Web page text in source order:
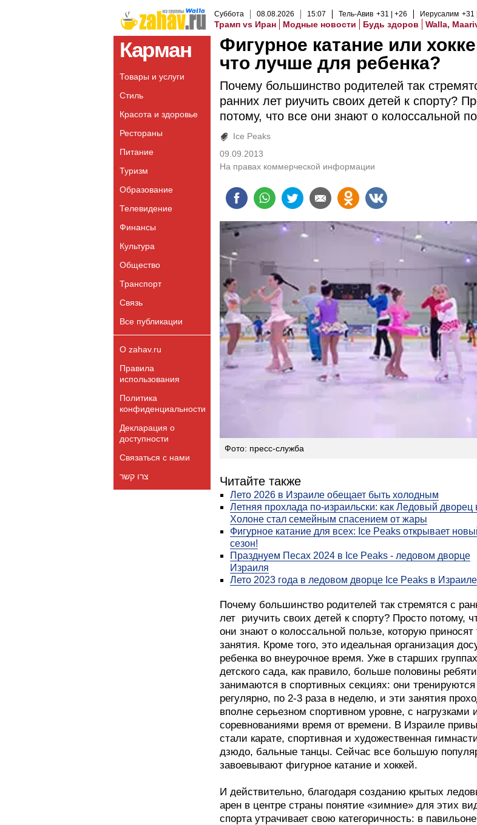
Суббота 08.08.2026 15:07 Тель-Авив +31 +26 Иерусалим +31
Трамп vs Иран Модные новости Будь здоров Walla,
Карман
Товары и услуги
Стиль
Красота и здоровье
Рестораны
Питание
Туризм
Образование
Телевидение
Финансы
Культура
Общество
Транспорт
Связь
Все публикации
О zahav.ru
Правила
использования
Политика
конфиденциальности
Декларация о
доступности
Связаться с нами
צרו קשר
Фигурное катание или
что лучше для ребенка?
Почему большинство родителей так
ранних лет риучить своих детей к спорту?
потому, что все они знают о колоссальной
Ice Peaks
09.09.2013
На правах коммерческой информации
Фото: пресс-служба
Читайте также
Лето 2026 в Израиле обещает быть холодным
Летняя прохлада по-израильски: как Ледовый дворец
Холоне стал семейным спасением от жары
Фигурное катание для всех: Ice Peaks открывает
сезон!
Празднуем Песах 2024 в Ice Peaks - ледовом дворце
Израиля
Лето 2023 года в ледовом дворце Ice Peaks в Израиле
Почему большинство родителей так стремятся с
лет риучить своих детей к спорту? Просто потому,
они знают о колоссальной пользе, которую приносят
занятия. Кроме того, это идеальная организация
ребенка во внеурочное время. Уже в старших группах
детского сада, как правило, больше половины
занимаются в спортивных секциях: они тренируются
регулярно, по 2-3 раза в неделю, и эти занятия
вполне серьезном спортивном уровне, с нагрузками
соревнованиями время от времени. В Израиле
стали карате, спортивная и художественная
дзюдо, бальные танцы. Сейчас все большую
завоевывают фигурное катание и хоккей.
И действительно, благодаря созданию крытых
арен в центре страны понятие «зимние» для этих
спорта утрачивает свою категоричность: в павильоне